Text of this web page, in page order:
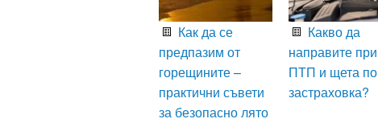
Как да се
предпазим от
горещините –
практични съвети
за безопасно лято
Какво да
направите при
ПТП и щета по
застраховка?